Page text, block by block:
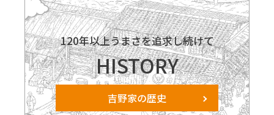
120年以上うまさを追求し続けて
HISTORY
吉野家の歴史